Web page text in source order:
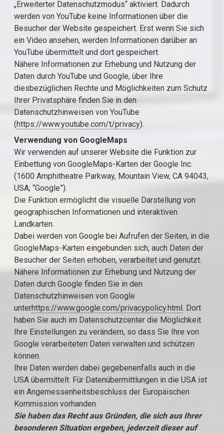
„Erweiterter Datenschutzmodus“ aktiviert. Dadurch
werden von YouTube keine Informationen über die
Besucher der Website gespeichert. Erst wenn Sie sich
ein Video ansehen, werden Informationen darüber an
YouTube übermittelt und dort gespeichert.
Nähere Informationen zur Erhebung und Nutzung der
Daten durch YouTube und Google, über Ihre
diesbezüglichen Rechte und Möglichkeiten zum Schutz
Ihrer Privatsphäre finden Sie in den
Datenschutzhinweisen von YouTube
(https://www.youtube.com/t/privacy).
Verwendung von GoogleMaps
Wir verwenden auf unserer Website die Funktion zur
Einbettung von GoogleMaps-Karten der Google Inc.
(1600 Amphitheatre Parkway, Mountain View, CA 94043,
USA; “Google”).
Die Funktion ermöglicht die visuelle Darstellung von
geographischen Informationen und interaktiven
Landkarten.
Dabei werden von Google bei Aufrufen der Seiten, in die
GoogleMaps-Karten eingebunden sich, auch Daten der
Besucher der Seiten erhoben, verarbeitet und genutzt.
Nähere Informationen zur Erhebung und Nutzung der
Daten durch Google finden Sie in den
Datenschutzhinweisen von Google
unterhttps://www.google.com/privacypolicy.html. Dort
haben Sie auch im Datenschutzcenter die Möglichkeit
Ihre Einstellungen zu verändern, so dass Sie Ihre von
Google verarbeiteten Daten verwalten und schützen
können.
Ihre Daten werden dabei gegebenenfalls auch in die
USA übermittelt. Für Datenübermittlungen in die USA ist
ein Angemessenheitsbeschluss der Europäischen
Kommission vorhanden.
Sie haben das Recht aus Gründen, die sich aus Ihrer
besonderen Situation ergeben, jederzeit dieser auf